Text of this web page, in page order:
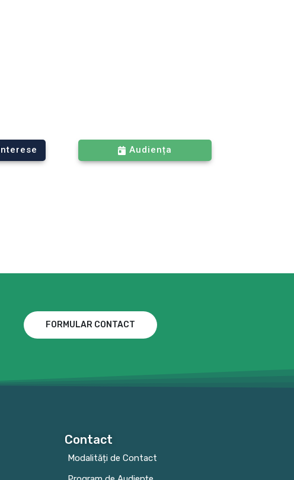
Audiența
FORMULAR CONTACT
Contact
Modalități de Contact